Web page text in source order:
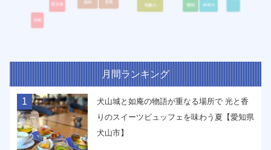
月間ランキング
1
犬山城と如庵の物語が重なる場所で 光と香
りのスイーツビュッフェを味わう夏【愛知県
犬山市】